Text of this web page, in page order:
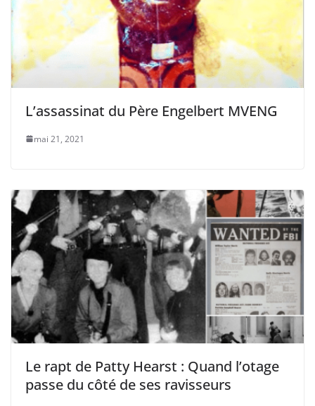
L’assassinat du Père Engelbert MVENG
mai 21, 2021
Le rapt de Patty Hearst : Quand l’otage
passe du côté de ses ravisseurs